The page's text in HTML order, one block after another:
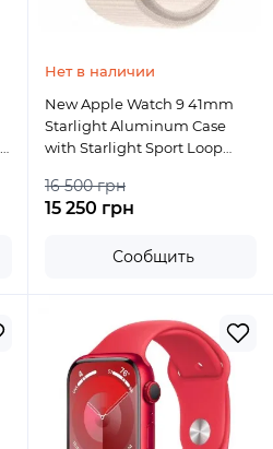
Нет в наличии
New Apple Watch 9 41mm
Starlight Aluminum Case
with Starlight Sport Loop
16 500 грн
15 250 грн
Сообщить